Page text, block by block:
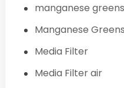
manganese
Manganese
Media Filter
Media Filter air